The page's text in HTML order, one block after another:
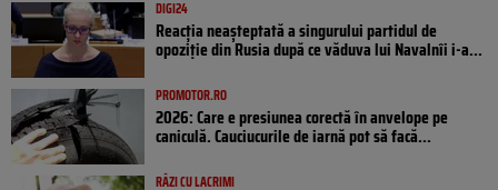
DIGI24
Reacția neașteptată a singurului partidul de
opoziţie din Rusia după ce văduva lui Navalnîi i-a...
PROMOTOR.RO
2026: Care e presiunea corectă în anvelope pe
caniculă. Cauciucurile de iarnă pot să facă...
RÂZI CU LACRIMI